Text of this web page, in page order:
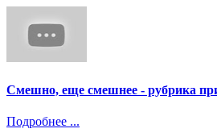
Смешно, еще смешнее - рубрика
Подробнее ...